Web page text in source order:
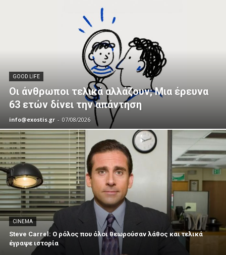
GOOD LIFE
Οι άνθρωποι τελικά αλλάζουν; Μια έρευνα
63 ετών δίνει την απάντηση
info@exostis.gr - 07/08/2026
CINEMA
Steve Carrel: Ο ρόλος που όλοι θεωρούσαν λάθος και τελικά
έγραψε ιστορία